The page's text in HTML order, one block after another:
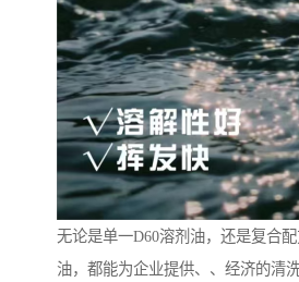
无论是单一D60溶剂油，还是复合配
油，都能为企业提供、、经济的清